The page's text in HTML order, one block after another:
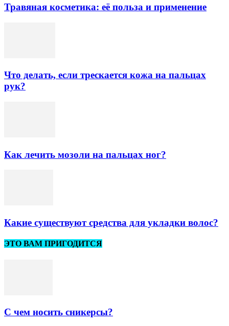
Травяная косметика: её польза и применение
Что делать, если трескается кожа на пальцах
рук?
Как лечить мозоли на пальцах ног?
Какие существуют средства для укладки волос?
ЭТО ВАМ ПРИГОДИТСЯ
С чем носить сникерсы?